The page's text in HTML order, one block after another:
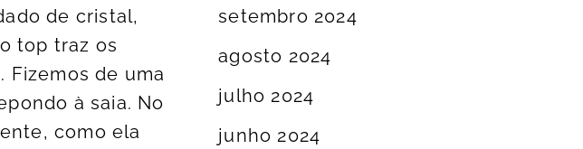
de cristal,
top traz os
de uma
à saia. No
como ela
setembro 2024
agosto 2024
julho 2024
junho 2024